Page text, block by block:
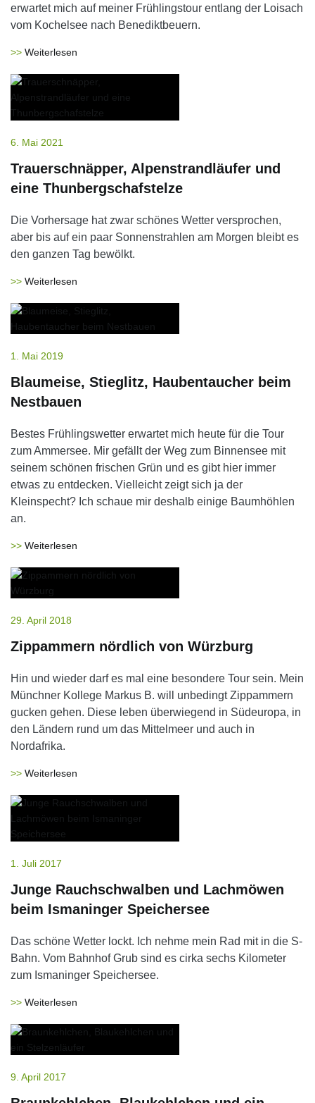
erwartet mich auf meiner Frühlingstour entlang der Loisach
vom Kochelsee nach Benediktbeuern.
Weiterlesen
6. Mai 2021
Trauerschnäpper, Alpenstrandläufer und
eine Thunbergschafstelze
Die Vorhersage hat zwar schönes Wetter versprochen,
aber bis auf ein paar Sonnenstrahlen am Morgen bleibt es
den ganzen Tag bewölkt.
Weiterlesen
1. Mai 2019
Blaumeise, Stieglitz, Haubentaucher beim
Nestbauen
Bestes Frühlingswetter erwartet mich heute für die Tour
zum Ammersee. Mir gefällt der Weg zum Binnensee mit
seinem schönen frischen Grün und es gibt hier immer
etwas zu entdecken. Vielleicht zeigt sich ja der
Kleinspecht? Ich schaue mir deshalb einige Baumhöhlen
an.
Weiterlesen
29. April 2018
Zippammern nördlich von Würzburg
Hin und wieder darf es mal eine besondere Tour sein. Mein
Münchner Kollege Markus B. will unbedingt Zippammern
gucken gehen. Diese leben überwiegend in Südeuropa, in
den Ländern rund um das Mittelmeer und auch in
Nordafrika.
Weiterlesen
1. Juli 2017
Junge Rauchschwalben und Lachmöwen
beim Ismaninger Speichersee
Das schöne Wetter lockt. Ich nehme mein Rad mit in die S-
Bahn. Vom Bahnhof Grub sind es cirka sechs Kilometer
zum Ismaninger Speichersee.
Weiterlesen
9. April 2017